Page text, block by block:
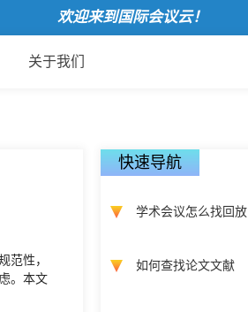
欢迎来到国际会议云！
关于我们
范性，
。本文
快速导航
学术会议怎么找回放
如何查找论文文献